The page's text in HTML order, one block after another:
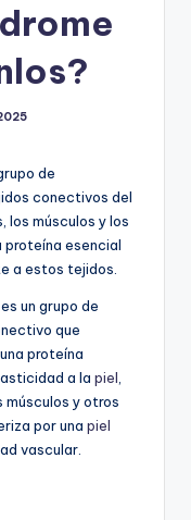
de
conectivos del
los músculos y los
proteína esencial
a estos tejidos.
un grupo de
que
proteína
a la piel
músculos y otros
por una piel
vascular.